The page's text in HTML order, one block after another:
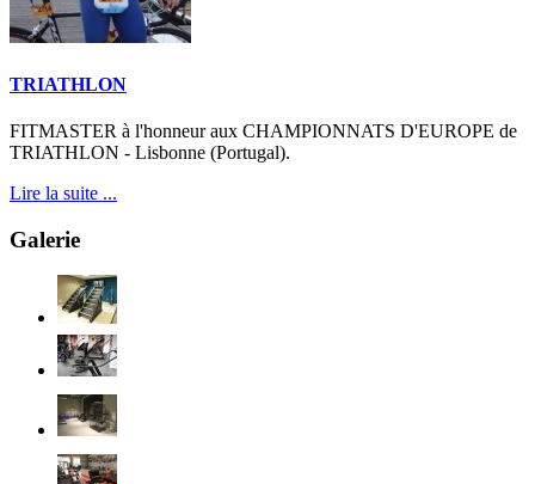
TRIATHLON
FITMASTER à l'honneur aux CHAMPIONNATS D'EUROPE de
TRIATHLON - Lisbonne (Portugal).
Lire la suite ...
Galerie